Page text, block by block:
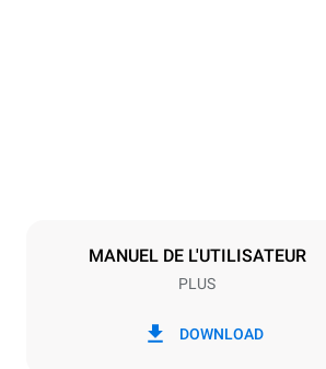
MANUEL DE L'UTILISATEUR
PLUS
DOWNLOAD